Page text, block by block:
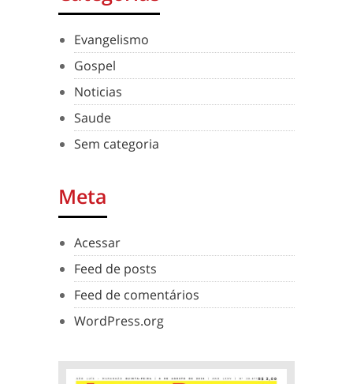
Evangelismo
Gospel
Noticias
Saude
Sem categoria
Meta
Acessar
Feed de posts
Feed de comentários
WordPress.org